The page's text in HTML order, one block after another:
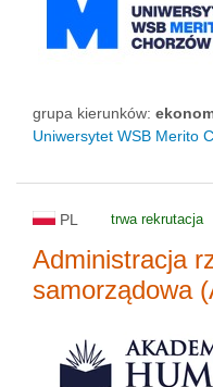
grupa kierunków:
Uniwersytet WSB Merito
PL trwa rekrutacja
Administracja
samorządowa